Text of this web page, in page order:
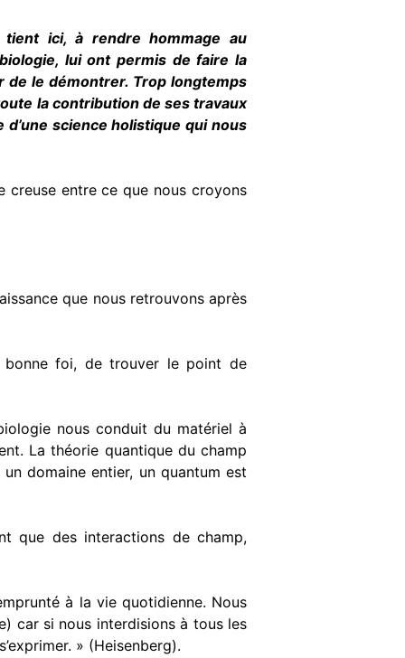
ici, à rendre hommage au
lui ont permis de faire la
de le démontrer. Trop long­temps
la contribution de ses travaux
science holistique qui nous
creuse entre ce que nous croyons
que nous retrouvons après
bonne foi, de trouver le point de
nous conduit du matériel à
La théorie quantique du champ
domaine entier, un quantum est
que des interactions de champ,
à la vie quotidienne. Nous
car si nous interdisions à tous les
» (Heisenberg).